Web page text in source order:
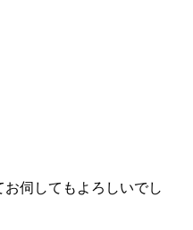
伺してもよろしいでし